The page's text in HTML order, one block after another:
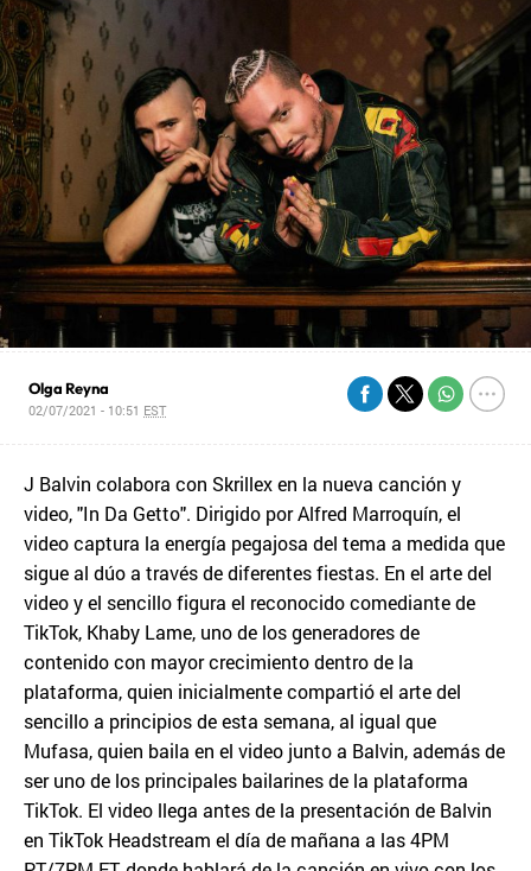
Olga Reyna
02/07/2021 - 10:51 EST
J Balvin colabora con Skrillex en la nueva canción y
video, "In Da Getto". Dirigido por Alfred Marroquín, el
video captura la energía pegajosa del tema a medida que
sigue al dúo a través de diferentes fiestas. En el arte del
video y el sencillo figura el reconocido comediante de
TikTok, Khaby Lame, uno de los generadores de
contenido con mayor crecimiento dentro de la
plataforma, quien inicialmente compartió el arte del
sencillo a principios de esta semana, al igual que
Mufasa, quien baila en el video junto a Balvin, además de
ser uno de los principales bailarines de la plataforma
TikTok. El video llega antes de la presentación de Balvin
en TikTok Headstream el día de mañana a las 4PM